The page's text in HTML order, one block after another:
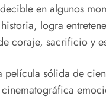
en algunos
logra
coraje, sacrificio y
película sólida de